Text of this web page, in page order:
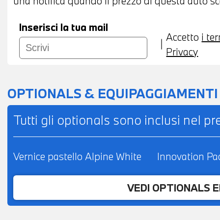
L'INTERO IMPORTO
Inserisci la tua mail
Accetto i
Privacy
OPTIONALS & EQUIPAGGIAMENTI
Tutti gli optionals sono inclusi nel
Vernice pastello Alpine White Innovation
VEDI OPTIONALS